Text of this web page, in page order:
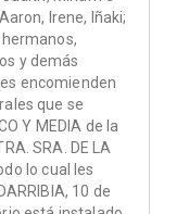
Irene, Iñaki;
y demás
encomienden
que se
Y MEDIA de la
SRA. DE LA
lo cual les
10 de